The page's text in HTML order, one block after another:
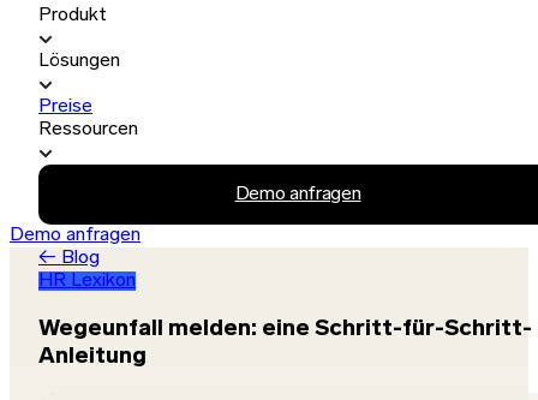
Produkt
Lösungen
Preise
Ressourcen
Demo anfragen
Demo anfragen
← Blog
HR Lexikon
Wegeunfall melden: eine Schritt-für-Schritt-
Anleitung